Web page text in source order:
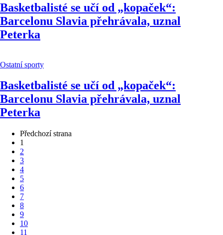
Basketbalisté se učí od „kopaček“:
Barcelonu Slavia přehrávala, uznal
Peterka
Ostatní sporty
Basketbalisté se učí od „kopaček“:
Barcelonu Slavia přehrávala, uznal
Peterka
Předchozí strana
1
2
3
4
5
6
7
8
9
10
11